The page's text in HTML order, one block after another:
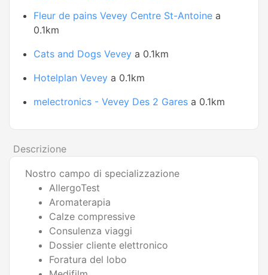
Fleur de pains Vevey Centre St-Antoine a
0.1km
Cats and Dogs Vevey a 0.1km
Hotelplan Vevey a 0.1km
melectronics - Vevey Des 2 Gares a 0.1km
Descrizione
Nostro campo di specializzazione
AllergoTest
Aromaterapia
Calze compressive
Consulenza viaggi
Dossier cliente elettronico
Foratura del lobo